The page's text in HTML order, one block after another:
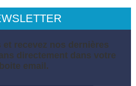
et recevez nos dernières
directement dans votre
boite email.